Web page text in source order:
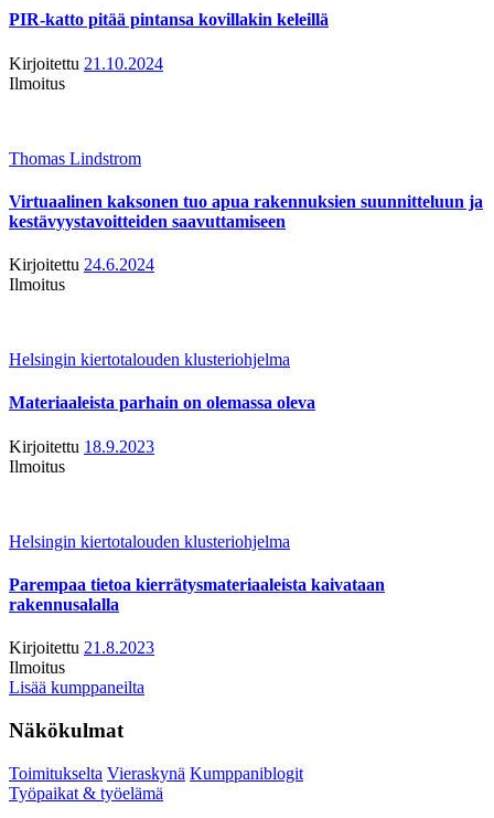
PIR-katto pitää pintansa kovillakin keleillä
Kirjoitettu 21.10.2024
Ilmoitus
Thomas Lindstrom
Virtuaalinen kaksonen tuo apua rakennuksien suunnitteluun ja
kestävyystavoitteiden saavuttamiseen
Kirjoitettu 24.6.2024
Ilmoitus
Helsingin kiertotalouden klusteriohjelma
Materiaaleista parhain on olemassa oleva
Kirjoitettu 18.9.2023
Ilmoitus
Helsingin kiertotalouden klusteriohjelma
Parempaa tietoa kierrätysmateriaaleista kaivataan
rakennusalalla
Kirjoitettu 21.8.2023
Ilmoitus
Lisää kumppaneilta
Näkökulmat
Toimitukselta Vieraskynä Kumppaniblogit
Työpaikat & työelämä